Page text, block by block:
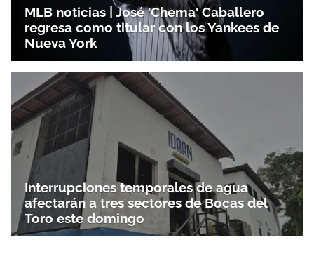
MLB noticias | José 'Chema' Caballero
regresa como titular con los Yankees de
Nueva York
Interrupciones temporales de agua
afectarán a tres sectores de Bocas del
Toro este domingo